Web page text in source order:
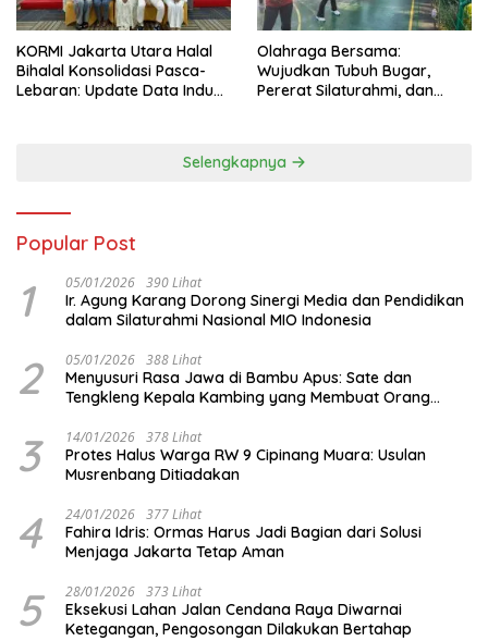
KORMI Jakarta Utara Halal
Bihalal Konsolidasi Pasca-
Lebaran: Update Data Induk
Olahraga Bersama:
Wujudkan Tubuh Bugar,
Pererat Silaturahmi, dan
Selengkapnya
Popular Post
1 05/01/2026 390 Lihat
Ir. Agung Karang Dorong Sinergi Media dan Pendidikan
dalam Silaturahmi Nasional MIO Indonesia
2 05/01/2026 388 Lihat
Menyusuri Rasa Jawa di Bambu Apus: Sate dan
Tengkleng Kepala Kambing yang Membuat Orang
3 14/01/2026 378 Lihat
Protes Halus Warga RW 9 Cipinang Muara: Usulan
Musrenbang Ditiadakan
4 24/01/2026 377 Lihat
Fahira Idris: Ormas Harus Jadi Bagian dari Solusi
Menjaga Jakarta Tetap Aman
5 28/01/2026 373 Lihat
Eksekusi Lahan Jalan Cendana Raya Diwarnai
Ketegangan, Pengosongan Dilakukan Bertahap